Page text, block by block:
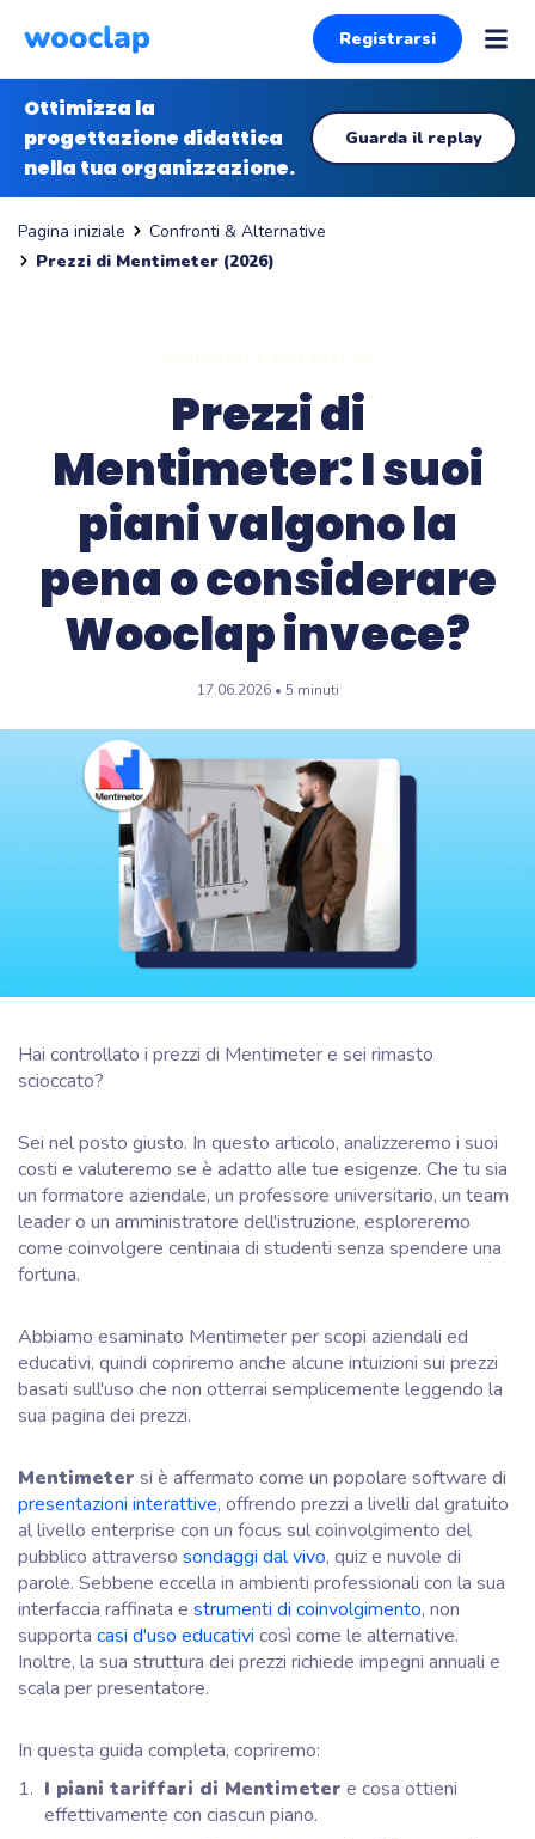
Registrarsi
Ottimizza la
progettazione didattica
nella tua organizzazione.
Guarda il replay
Pagina iniziale
Confronti & Alternative
Prezzi di Mentimeter (2026)
Prezzi di
Mentimeter: I suoi
piani valgono la
pena o considerare
Wooclap invece?
17.06.2026 • 5 minuti
Hai controllato i prezzi di Mentimeter e sei rimasto
scioccato?
Sei nel posto giusto. In questo articolo, analizzeremo i suoi
costi e valuteremo se è adatto alle tue esigenze. Che tu sia
un formatore aziendale, un professore universitario, un team
leader o un amministratore dell'istruzione, esploreremo
come coinvolgere centinaia di studenti senza spendere una
fortuna.
Abbiamo esaminato Mentimeter per scopi aziendali ed
educativi, quindi copriremo anche alcune intuizioni sui prezzi
basati sull'uso che non otterrai semplicemente leggendo la
sua pagina dei prezzi.
Mentimeter si è affermato come un popolare software di
presentazioni interattive, offrendo prezzi a livelli dal gratuito
al livello enterprise con un focus sul coinvolgimento del
pubblico attraverso sondaggi dal vivo, quiz e nuvole di
parole. Sebbene eccella in ambienti professionali con la sua
interfaccia raffinata e strumenti di coinvolgimento, non
supporta casi d'uso educativi così come le alternative.
Inoltre, la sua struttura dei prezzi richiede impegni annuali e
scala per presentatore.
In questa guida completa, copriremo:
I piani tariffari di Mentimeter e cosa ottieni
effettivamente con ciascun piano.